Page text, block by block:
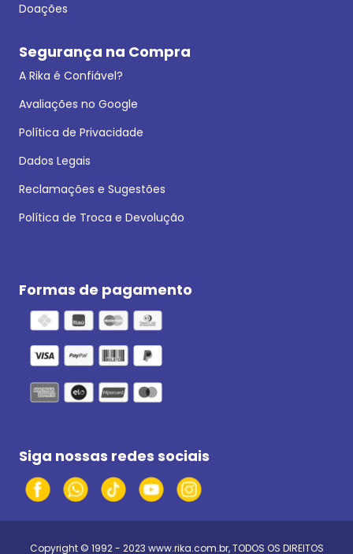
Doações
Segurança na Compra
A Rika é Confiável?
Avaliações no Google
Política de Privacidade
Dados Legais
Reclamações e Sugestões
Política de Troca e Devolução
Formas de pagamento
Siga nossas redes sociais
Copyright © 1992 - 2023 www.rika.com.br, TODOS OS DIREITOS